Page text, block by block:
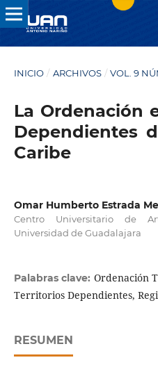
INICIO / ARCHIVOS / VOL. 9
La Ordenación
Dependientes
Caribe
Omar Humberto Estrada
Centro Universitario de
Universidad de Guadalajara
Palabras clave: Ordenación
Territorios Dependientes,
RESUMEN